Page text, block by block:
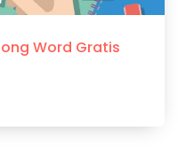
Word Gratis